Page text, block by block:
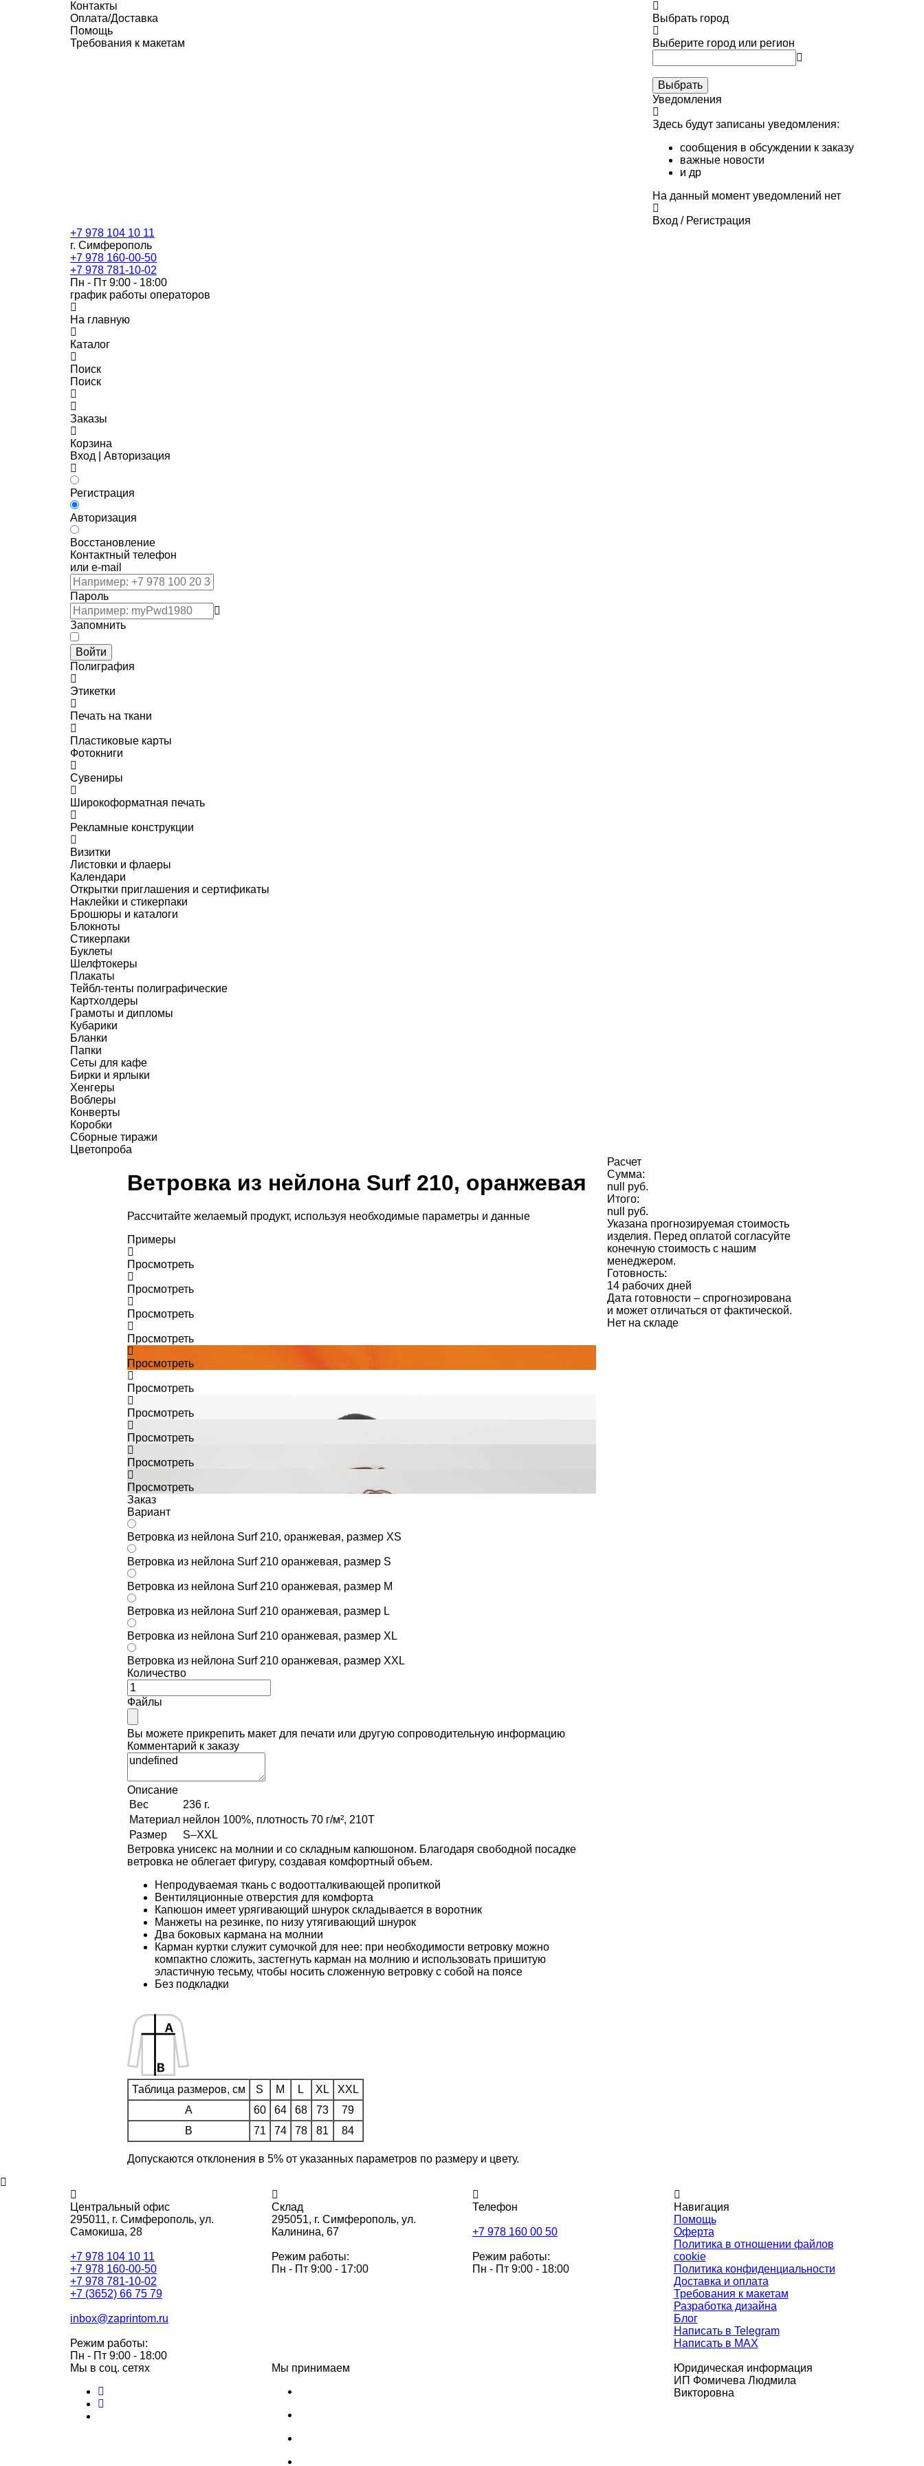
Контакты
Оплата/Доставка
Помощь
Требования к макетам
Выбрать город
Выберите город или регион
Выбрать
Уведомления
Здесь будут записаны уведомления:
сообщения в обсуждении к заказу
важные новости
и др
На данный момент уведомлений нет
Вход / Регистрация
+7 978 104 10 11
г. Симферополь
+7 978 160-00-50
+7 978 781-10-02
Пн - Пт 9:00 - 18:00
график работы операторов
На главную
Каталог
Поиск
Поиск
Заказы
Корзина
Вход | Авторизация
Регистрация
Авторизация
Восстановление
Контактный телефон
или e-mail
Пароль
Запомнить
Войти
Полиграфия
Этикетки
Печать на ткани
Пластиковые карты
Фотокниги
Сувениры
Широкоформатная печать
Рекламные конструкции
Визитки
Листовки и флаеры
Календари
Открытки приглашения и сертификаты
Наклейки и стикерпаки
Брошюры и каталоги
Блокноты
Стикерпаки
Буклеты
Шелфтокеры
Плакаты
Тейбл-тенты полиграфические
Картхолдеры
Грамоты и дипломы
Кубарики
Бланки
Папки
Сеты для кафе
Бирки и ярлыки
Хенгеры
Воблеры
Конверты
Коробки
Сборные тиражи
Цветопроба
Ветровка из нейлона Surf 210, оранжевая
Рассчитайте желаемый продукт, используя необходимые параметры и данные
Примеры
Просмотреть
Просмотреть
Просмотреть
Просмотреть
Просмотреть
Просмотреть
Просмотреть
Просмотреть
Просмотреть
Просмотреть
Заказ
Вариант
Ветровка из нейлона Surf 210, оранжевая, размер XS
Ветровка из нейлона Surf 210 оранжевая, размер S
Ветровка из нейлона Surf 210 оранжевая, размер M
Ветровка из нейлона Surf 210 оранжевая, размер L
Ветровка из нейлона Surf 210 оранжевая, размер XL
Ветровка из нейлона Surf 210 оранжевая, размер XXL
Количество
Файлы
Вы можете прикрепить макет для печати или другую сопроводительную информацию
Комментарий к заказу
Описание
Вес
236 г.
Материал нейлон 100%, плотность 70 г/м², 210Т
Размер
S–XXL
Ветровка унисекс на молнии и со складным капюшоном. Благодаря свободной посадке
ветровка не облегает фигуру, создавая комфортный объем.
Непродуваемая ткань с водоотталкивающей пропиткой
Вентиляционные отверстия для комфорта
Капюшон имеет урягивающий шнурок складывается в воротник
Манжеты на резинке, по низу утягивающий шнурок
Два боковых кармана на молнии
Карман куртки служит сумочкой для нее: при необходимости ветровку можно
компактно сложить, застегнуть карман на молнию и использовать пришитую
эластичную тесьму, чтобы носить сложенную ветровку с собой на поясе
Без подкладки
Таблица размеров, см S M L XL
XXL
A
60 64 68 73
79
B
71 74 78 81 84
Допускаются отклонения в 5% от указанных параметров по размеру и цвету.
Расчет
Сумма:
null руб.
Итого:
null руб.
Указана прогнозируемая стоимость
изделия. Перед оплатой согласуйте
конечную стоимость с нашим
менеджером.
Готовность:
14 рабочих дней
Дата готовности – спрогнозирована
и может отличаться от фактической.
Нет на складе
Центральный офис
295011, г. Симферополь, ул.
Самокиша, 28
+7 978 104 10 11
+7 978 160-00-50
+7 978 781-10-02
+7 (3652) 66 75 79
inbox@zaprintom.ru
Режим работы:
Пн - Пт 9:00 - 18:00
Склад
295051, г. Симферополь, ул.
Калинина, 67
Режим работы:
Пн - Пт 9:00 - 17:00
Телефон
+7 978 160 00 50
Режим работы:
Пн - Пт 9:00 - 18:00
Навигация
Помощь
Оферта
Политика в отношении файлов
cookie
Политика конфиденциальности
Доставка и оплата
Требования к макетам
Разработка дизайна
Блог
Написать в Telegram
Написать в MAX
Мы в соц. сетях Мы принимаем
Юридическая информация
ИП Фомичева Людмила
Викторовна